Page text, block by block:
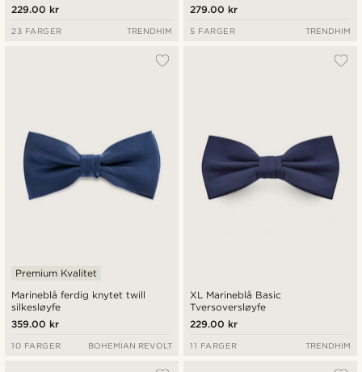
229.00 kr
23 FARGER TRENDHIM
279.00 kr
5 FARGER TRENDHIM
Marineblå ferdig knytet twill
silkesløyfe
Premium Kvalitet
359.00 kr
10 FARGER BOHEMIAN REVOLT
XL Marineblå Basic
Tversoversløyfe
229.00 kr
11 FARGER TRENDHIM